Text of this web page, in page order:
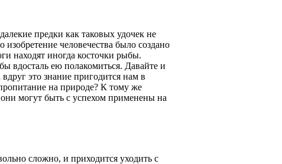
предки как таковых удочек не
человечества было создано
находят иногда косточки рыбы.
вдосталь ею полакомиться. Давайте и
это знание пригодится нам в
на природе? К тому же
могут быть с успехом применены на
сложно, и приходится уходить с